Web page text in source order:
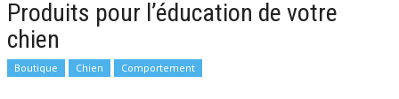
Produits pour l’éducation de votre
chien
Boutique Chien Comportement